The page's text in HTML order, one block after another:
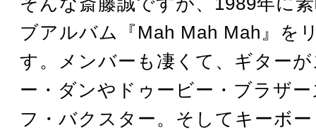
ブアルバム『Mah Mah Mah』を
す。メンバーも凄くて、ギター
ー・ダンやドゥービー・ブラザ
フ・バクスター。そしてキーボ